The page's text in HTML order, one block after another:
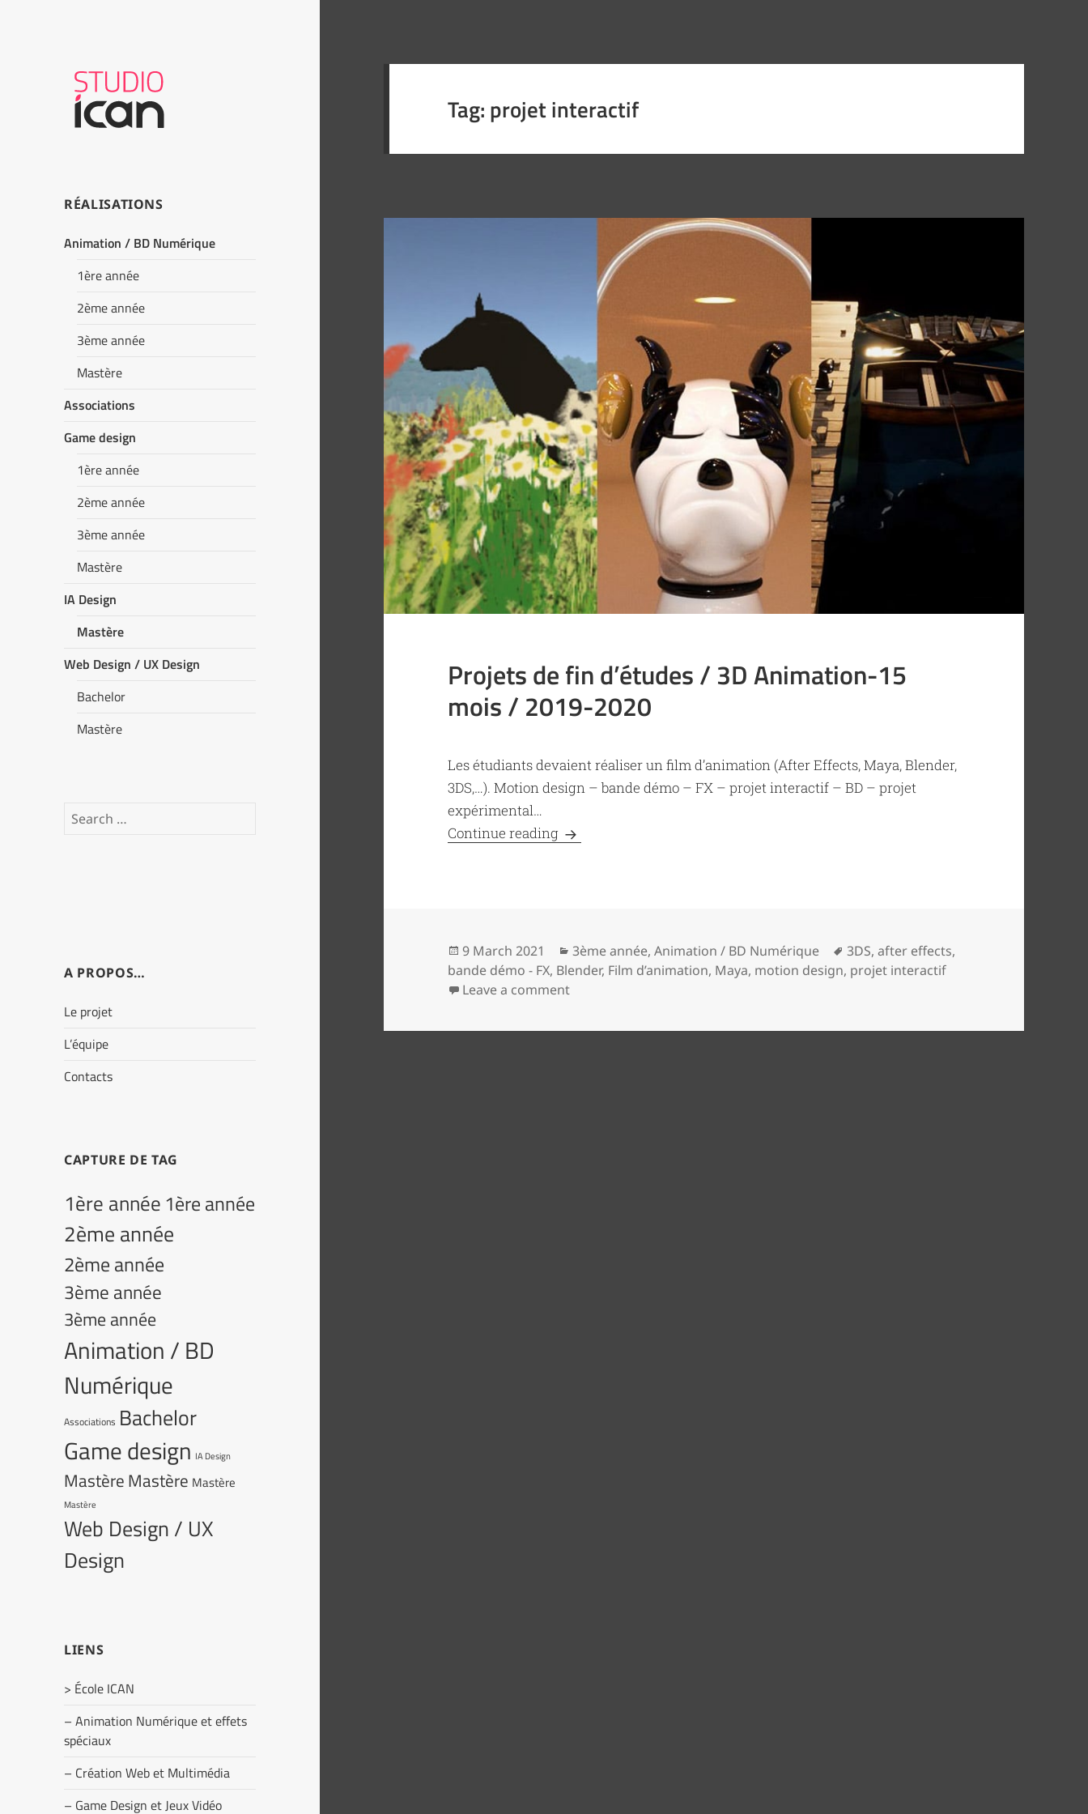
RÉALISATIONS
Animation / BD Numérique
1ère année
2ème année
3ème année
Mastère
Associations
Game design
1ère année
2ème année
3ème année
Mastère
IA Design
Mastère
Web Design / UX Design
Bachelor
Mastère
Search
A PROPOS…
Le projet
L’équipe
Contacts
CAPTURE DE TAG
1ère année1ère année
2ème année
2ème année
3ème année
3ème année
Animation / BD
Numérique
Associations Bachelor
Game design IA Design
MastèreMastère Mastère
Mastère
Web Design / UX
Design
LIENS
> École ICAN
– Animation Numérique et effets
spéciaux
– Création Web et Multimédia
– Game Design et Jeux Vidéo
Tag:projet interactif
Projets de fin d’études / 3D Animation-15
mois / 2019-2020
Les étudiants devaient réaliser un film d’animation (After Effects, Maya, Blender,
3DS,…). Motion design – bande démo – FX – projet interactif – BD – projet
expérimental…
Continue reading Projets de fin d’études / 3D Animation-15 mois / 2019-2020
Posted
on
9 March 2021 Categories
3ème année,Animation / BD Numérique Tags
3DS,after effects,
bande démo - FX, Blender, Film d’animation, Maya, motion design, projet interactif
Leave a commenton Projets de fin d’études / 3D Animation-15 mois / 2019-2020